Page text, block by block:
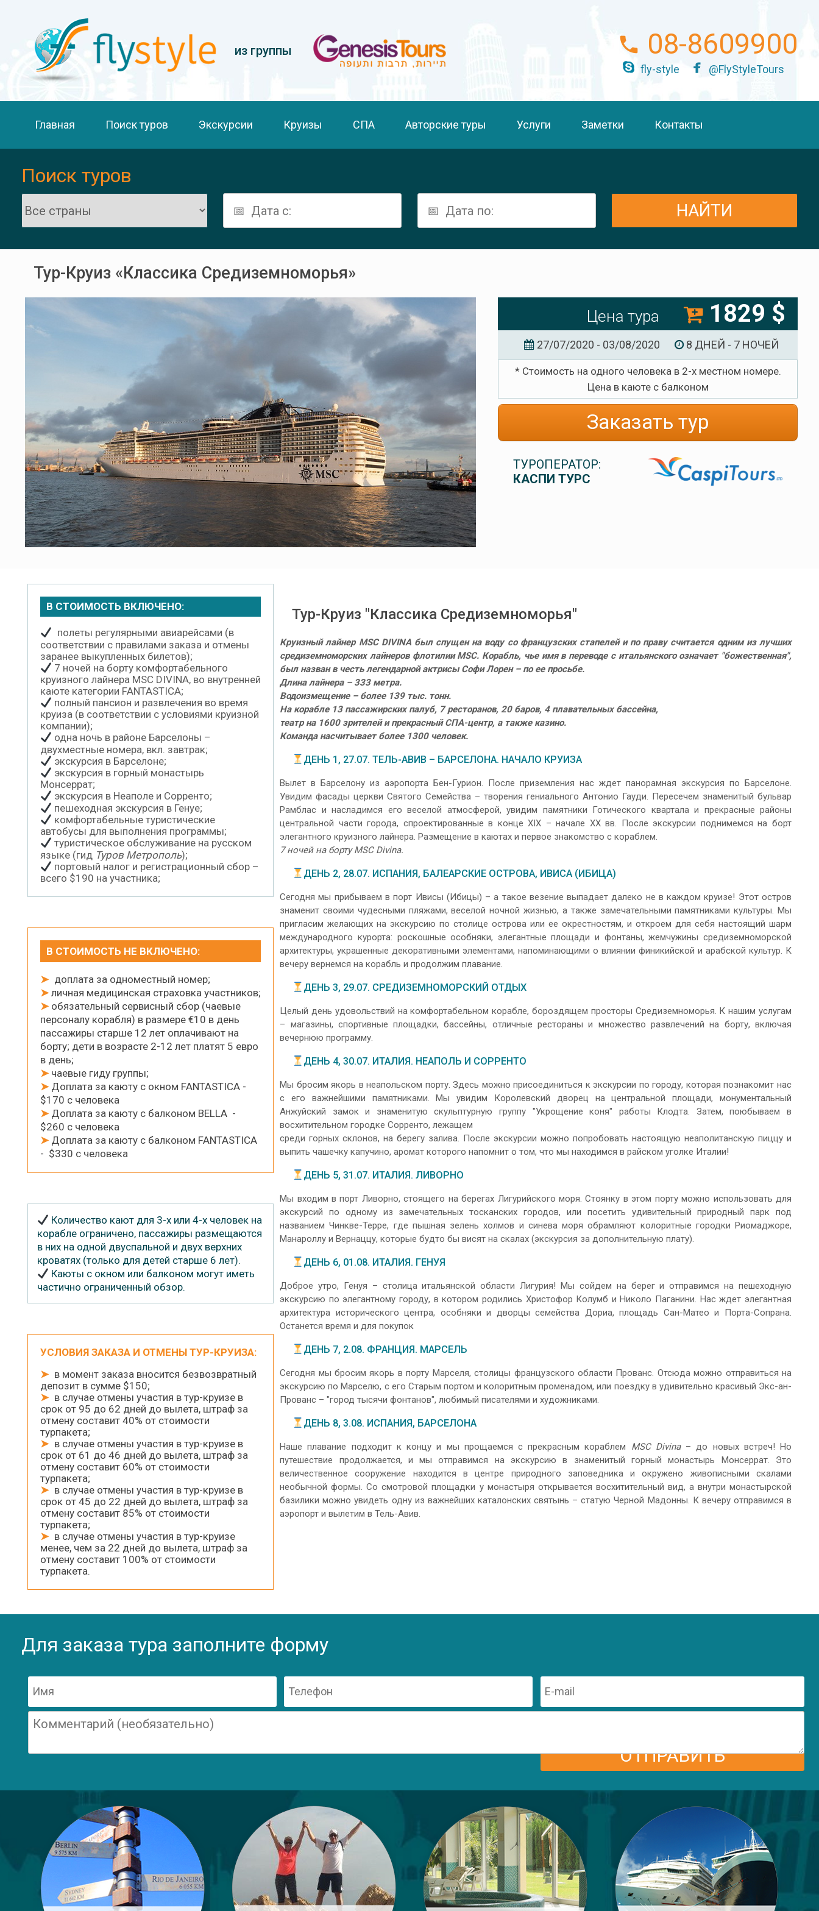
из группы 08-8609900
fly-style @FlyStyleTours
Главная Поиск туров Экскурсии Круизы СПА Авторские туры Услуги Заметки Контакты
Поиск туров
Тур-Круиз «Классика Средиземноморья»
Цена тура 1829 $
27/07/2020 - 03/08/2020 8 ДНЕЙ - 7 НОЧЕЙ
* Стоимость на одного человека в 2-х местном номере.
Цена в каюте с балконом
Заказать тур
ТУРОПЕРАТОР:
КАСПИ ТУРС
В СТОИМОСТЬ ВКЛЮЧЕНО:
полеты регулярными авиарейсами (в
соответствии с правилами заказа и отмены
заранее выкупленных билетов);
7 ночей на борту комфортабельного
круизного лайнера MSC DIVINA, во внутренней
каюте категории FANTASTICA;
полный пансион и развлечения во время
круиза (в соответствии с условиями круизной
компании);
одна ночь в районе Барселоны –
двухместные номера, вкл. завтрак;
экскурсия в Барселоне;
экскурсия в горный монастырь
Монсеррат;
экскурсия в Неаполе и Сорренто;
пешеходная экскурсия в Генуе;
комфортабельные туристические
автобусы для выполнения программы;
туристическое обслуживание на русском
языке (гид Туров Метрополь);
портовый налог и регистрационный сбор –
всего $190 на участника;
В СТОИМОСТЬ НЕ ВКЛЮЧЕНО:
➤доплата за одноместный номер;
➤личная медицинская страховка участников;
➤обязательный сервисный сбор (чаевые
персоналу корабля) в размере €10 в день
пассажиры старше 12 лет оплачивают на
борту; дети в возрасте 2-12 лет платят 5 евро
в день;
➤чаевые гиду группы;
➤Доплата за каюту с окном FANTASTICA -
$170 с человека
➤Доплата за каюту с балконом BELLA -
$260 с человека
➤Доплата за каюту с балконом FANTASTICA
- $330 с человека
Количество кают для 3-х или 4-х человек на
корабле ограничено, пассажиры размещаются
в них на одной двуспальной и двух верхних
кроватях (только для детей старше 6 лет).
Каюты с окном или балконом могут иметь
частично ограниченный обзор.
УСЛОВИЯ ЗАКАЗА И ОТМЕНЫ ТУР-КРУИЗА:
➤в момент заказа вносится безвозвратный
депозит в сумме $150;
➤в случае отмены участия в тур-круизе в
срок от 95 до 62 дней до вылета, штраф за
отмену составит 40% от стоимости
турпакета;
➤в случае отмены участия в тур-круизе в
срок от 61 до 46 дней до вылета, штраф за
отмену составит 60% от стоимости
турпакета;
➤в случае отмены участия в тур-круизе в
срок от 45 до 22 дней до вылета, штраф за
отмену составит 85% от стоимости
турпакета;
➤в случае отмены участия в тур-круизе
менее, чем за 22 дней до вылета, штраф за
отмену составит 100% от стоимости
турпакета.
Тур-Круиз "Классика Средиземноморья"
Круизный лайнер MSC DIVINA был спущен на воду со французских стапелей и по праву считается одним из лучших
средиземноморских лайнеров флотилии MSC. Корабль, чье имя в переводе с итальянского означает "божественная",
был назван в честь легендарной актрисы Софи Лорен – по ее просьбе.
Длина лайнера – 333 метра.
Водоизмещение – более 139 тыс. тонн.
На корабле 13 пассажирских палуб, 7 ресторанов, 20 баров, 4 плавательных бассейна,
театр на 1600 зрителей и прекрасный СПА-центр, а также казино.
Команда насчитывает более 1300 человек.
ДЕНЬ 1, 27.07. ТЕЛЬ-АВИВ – БАРСЕЛОНА. НАЧАЛО КРУИЗА
Вылет в Барселону из аэропорта Бен-Гурион. После приземления нас ждет панорамная экскурсия по Барселоне.
Увидим фасады церкви Святого Семейства – творения гениального Антонио Гауди. Пересечем знаменитый бульвар
Рамблас и насладимся его веселой атмосферой, увидим памятники Готического квартала и прекрасные районы
центральной части города, спроектированные в конце XIX – начале XX вв. После экскурсии поднимемся на борт
элегантного круизного лайнера. Размещение в каютах и первое знакомство с кораблем.
7 ночей на борту MSC Divina.
ДЕНЬ 2, 28.07. ИСПАНИЯ, БАЛЕАРСКИЕ ОСТРОВА, ИВИСА (ИБИЦА)
Сегодня мы прибываем в порт Ивисы (Ибицы) – а такое везение выпадает далеко не в каждом круизе! Этот остров
знаменит своими чудесными пляжами, веселой ночной жизнью, а также замечательными памятниками культуры. Мы
пригласим желающих на экскурсию по столице острова или ее окрестностям, и откроем для себя настоящий шарм
международного курорта: роскошные особняки, элегантные площади и фонтаны, жемчужины средиземноморской
архитектуры, украшенные декоративными элементами, напоминающими о влиянии финикийской и арабской культур. К
вечеру вернемся на корабль и продолжим плавание.
ДЕНЬ 3, 29.07. СРЕДИЗЕМНОМОРСКИЙ ОТДЫХ
Целый день удовольствий на комфортабельном корабле, бороздящем просторы Средиземноморья. К нашим услугам
– магазины, спортивные площадки, бассейны, отличные рестораны и множество развлечений на борту, включая
вечернюю программу.
ДЕНЬ 4, 30.07. ИТАЛИЯ. НЕАПОЛЬ И СОРРЕНТО
Мы бросим якорь в неапольском порту. Здесь можно присоединиться к экскурсии по городу, которая познакомит нас
с его важнейшими памятниками. Мы увидим Королевский дворец на центральной площади, монументальный
Анжуйский замок и знаменитую скульптурную группу "Укрощение коня" работы Клодта. Затем, поюбываем в
восхитительном городке Сорренто, лежащем
среди горных склонов, на берегу залива. После экскурсии можно попробовать настоящую неаполитанскую пиццу и
выпить чашечку капучино, аромат которого напомнит о том, что мы находимся в райском уголке Италии!
ДЕНЬ 5, 31.07. ИТАЛИЯ. ЛИВОРНО
Мы входим в порт Ливорно, стоящего на берегах Лигурийского моря. Стоянку в этом порту можно использовать для
экскурсий по одному из замечательных тосканских городов, или посетить удивительный природный парк под
названием Чинкве-Терре, где пышная зелень холмов и синева моря обрамляют колоритные городки Риомаджоре,
Манароллу и Вернаццу, которые будто бы висят на скалах (экскурсия за дополнительную плату).
ДЕНЬ 6, 01.08. ИТАЛИЯ. ГЕНУЯ
Доброе утро, Генуя – столица итальянской области Лигурия! Мы сойдем на берег и отправимся на пешеходную
экскурсию по элегантному городу, в котором родились Христофор Колумб и Николо Паганини. Нас ждет элегантная
архитектура исторического центра, особняки и дворцы семейства Дориа, площадь Сан-Матео и Порта-Сопрана.
Останется время и для покупок
ДЕНЬ 7, 2.08. ФРАНЦИЯ. МАРСЕЛЬ
Сегодня мы бросим якорь в порту Марселя, столицы французского области Прованс. Отсюда можно отправиться на
экскурсию по Марселю, с его Старым портом и колоритным променадом, или поездку в удивительно красивый Экс-ан-
Прованс – "город тысячи фонтанов", любимый писателями и художниками.
ДЕНЬ 8, 3.08. ИСПАНИЯ, БАРСЕЛОНА
Наше плавание подходит к концу и мы прощаемся с прекрасным кораблем MSC Divina– до новых встреч! Но
путешествие продолжается, и мы отправимся на экскурсию в знаменитый горный монастырь Монсеррат. Это
величественное сооружение находится в центре природного заповедника и окружено живописными скалами
необычной формы. Со смотровой площадки у монастыря открывается восхитительный вид, а внутри монастырской
базилики можно увидеть одну из важнейших каталонских святынь – статую Черной Мадонны. К вечеру отправимся в
аэропорт и вылетим в Тель-Авив.
Для заказа тура заполните форму